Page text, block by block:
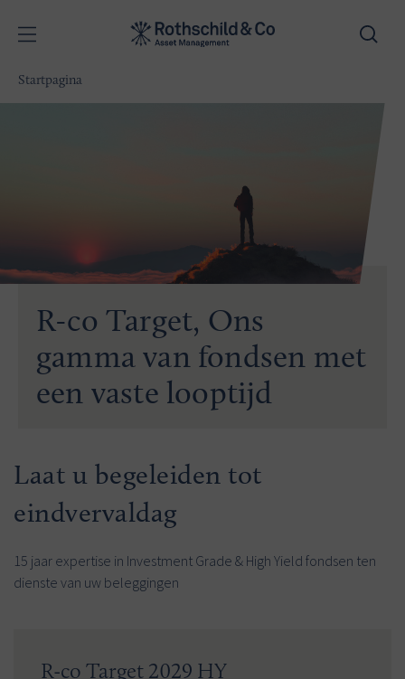
Startpagina
R-co Target, Ons
gamma van fondsen met
een vaste looptijd
Laat u begeleiden tot
eindvervaldag
15 jaar expertise in Investment Grade & High Yield fondsen ten
dienste van uw beleggingen
R-co Target 2029 HY